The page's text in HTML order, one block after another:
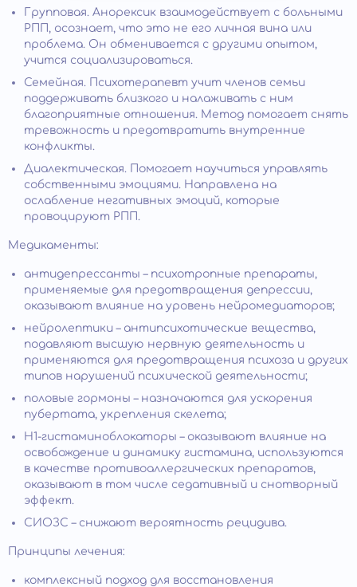
Групповая. Анорексик взаимодействует с больными
РПП, осознает, что это не его личная вина или
проблема. Он обменивается с другими опытом,
учится социализироваться.
Семейная. Психотерапевт учит членов семьи
поддерживать близкого и налаживать с ним
благоприятные отношения. Метод помогает снять
тревожность и предотвратить внутренние
конфликты.
Диалектическая. Помогает научиться управлять
собственными эмоциями. Направлена на
ослабление негативных эмоций, которые
провоцируют РПП.
Медикаменты:
антидепрессанты – психотропные препараты,
применяемые для предотвращения депрессии,
оказывают влияние на уровень нейромедиаторов;
нейролептики – антипсихотические вещества,
подавляют высшую нервную деятельность и
применяются для предотвращения психоза и других
типов нарушений психической деятельности;
половые гормоны – назначаются для ускорения
пубертата, укрепления скелета;
Н1-гистаминоблокаторы – оказывают влияние на
освобождение и динамику гистамина, используются
в качестве противоаллергических препаратов,
оказывают в том числе седативный и снотворный
эффект.
СИОЗС – снижают вероятность рецидива.
Принципы лечения:
комплексный подход для восстановления